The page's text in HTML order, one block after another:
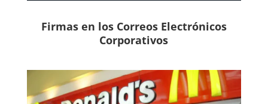
Firmas en los Correos Electrónicos
Corporativos